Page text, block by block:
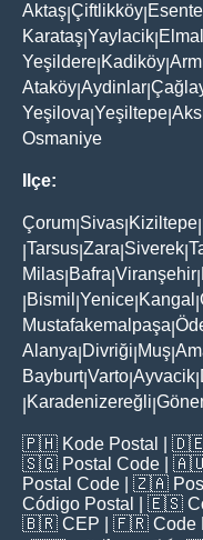
Aktaş Çiftlikköy
Karataş Yaylacik
Yeşildere Kadiköy
Ataköy Aydinlar
Yeşilova Yeşiltepe
Osmaniye
Ilçe:
Çorum Sivas Kiziltepe
Tarsus Zara Siverek
Milas Bafra Viranşehir
Bismil Yenice Kangal
Mustafakemalpaşa
Alanya Divriği Muş
Bayburt|Varto Ayvacik
Karadenizereğli
🇵🇭 Kode Postal |
🇸🇬 Postal Code |
Postal Code | 🇿🇦
Código Postal
| 🇪🇸
🇧🇷 CEP | 🇫🇷 Code